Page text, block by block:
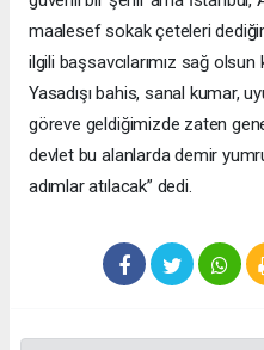
maalesef sokak çeteleri
ilgili başsavcılarımız sağ
Yasadışı bahis, sanal kumar,
göreve geldiğimizde zaten
devlet bu alanlarda demir
adımlar atılacak” dedi.